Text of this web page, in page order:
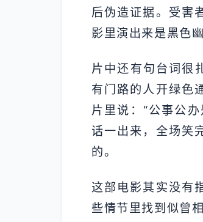
后伪造证据。受害
影里演出来是黑色
片中还有句台词很
有门路的人开绿色
片里说：“公事公
话一出来，全场笑
的。
这部电影其实没有
些情节里找到似曾